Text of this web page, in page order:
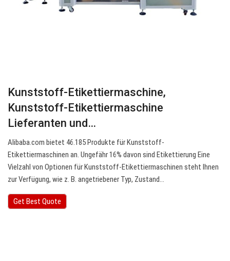
Kunststoff-Etikettiermaschine,
Kunststoff-Etikettiermaschine
Lieferanten und…
Alibaba.com bietet 46.185 Produkte für Kunststoff-
Etikettiermaschinen an. Ungefähr 16% davon sind Etikettierung Eine
Vielzahl von Optionen für Kunststoff-Etikettiermaschinen steht Ihnen
zur Verfügung, wie z. B. angetriebener Typ, Zustand…
Get Best Quote